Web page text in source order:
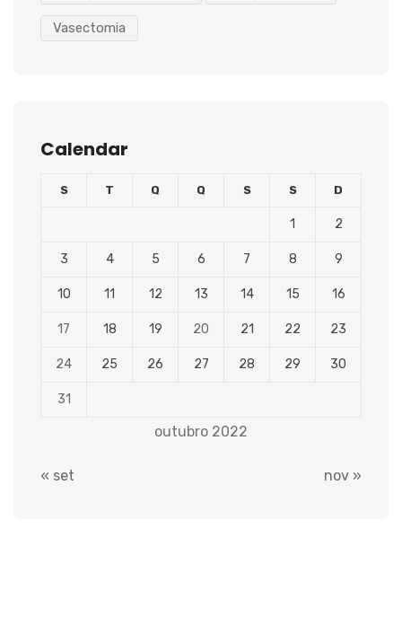
Vasectomia
Calendar
outubro 2022
S T Q Q S S D
1 2
3 4 5 6 7 8 9
10 11 12 13 14 15 16
17 18 19 20 21 22 23
24 25 26 27 28 29 30
31
« set nov »